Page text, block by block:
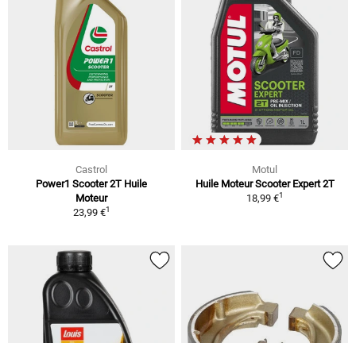
Castrol
Power1 Scooter 2T Huile
Moteur
23,99 €1
Motul
Huile Moteur Scooter Expert 2T
18,99 €1